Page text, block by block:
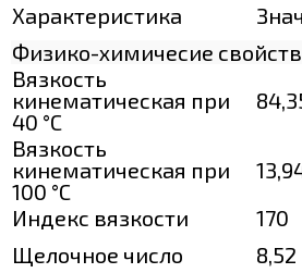
Характеристика
Физико-химичесие
Вязкость
кинематическая при
40 °С
Вязкость
кинематическая при
100 °С
Индекс вязкости
170
Щелочное число
8,52